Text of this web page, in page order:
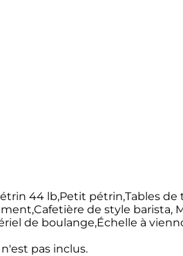
44 lb,Petit pétrin,Tables
de style barista,
de boulange,Échelle à
pas inclus.